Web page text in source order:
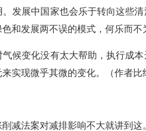
发展中国家也会乐于转向这些
和发展两不误的模式，何乐而不
候变化没有太大帮助，执行成
实现微乎其微的变化。（作者比
减法案对减排影响不大就讲到这